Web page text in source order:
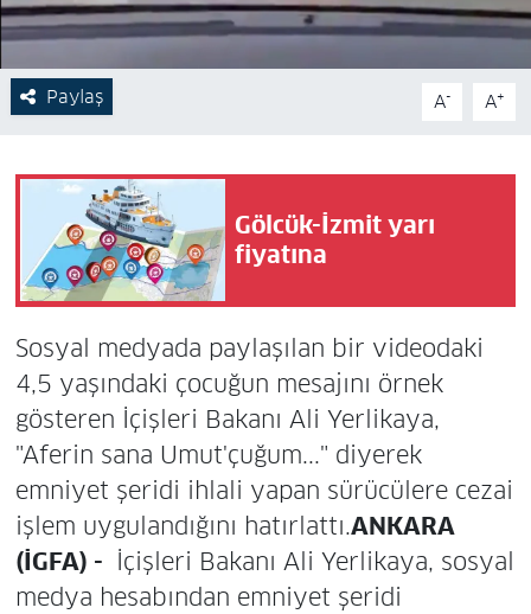
Paylaş A- A+
Gölcük-İzmit yarı
fiyatına
Sosyal medyada paylaşılan bir videodaki
4,5 yaşındaki çocuğun mesajını örnek
gösteren İçişleri Bakanı Ali Yerlikaya,
"Aferin sana Umut'çuğum..." diyerek
emniyet şeridi ihlali yapan sürücülere cezai
işlem uygulandığını hatırlattı.ANKARA
(İGFA) - İçişleri Bakanı Ali Yerlikaya, sosyal
medya hesabından emniyet şeridi